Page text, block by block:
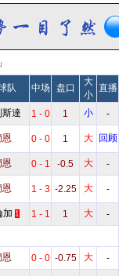
」
队 中场 盘口
大
小
直播
斯達 1 - 0 1 小
-
恩 0 - 0 1 大 回顾
恩 0 - 1 -0.5 大
-
恩 1 - 3 -2.25 大 -
加 1 1 - 1 1 大 -
恩 0 - 0 -0.75 大
-